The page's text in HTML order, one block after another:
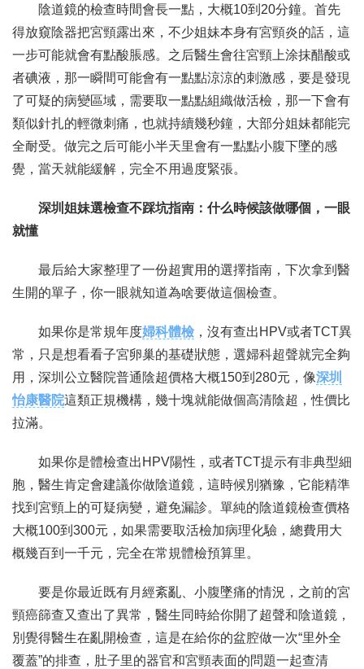
陰道鏡的檢查時間會長一點，大概10到20分鐘。首先
得放窺陰器把宮頸露出來，不少姐妹本身有宮頸炎的話，這
一步可能就會有點酸脹感。之后醫生會往宮頸上涂抹醋酸或
者碘液，那一瞬間可能會有一點點涼涼的刺激感，要是發現
了可疑的病變區域，需要取一點點組織做活檢，那一下會有
類似針扎的輕微刺痛，也就持續幾秒鐘，大部分姐妹都能完
全耐受。做完之后可能小半天里會有一點點小腹下墜的感
覺，當天就能緩解，完全不用過度緊張。
深圳姐妹選檢查不踩坑指南：什么時候該做哪個，一眼
就懂
最后給大家整理了一份超實用的選擇指南，下次拿到醫
生開的單子，你一眼就知道為啥要做這個檢查。
如果你是常規年度婦科體檢 ，沒有查出HPV或者TCT異
常，只是想看看子宮卵巢的基礎狀態，選婦科超聲就完全夠
用，深圳公立醫院普通陰超價格大概150到280元，像深圳
怡康醫院這類正規機構，幾十塊就能做個高清陰超，性價比
拉滿。
如果你是體檢查出HPV陽性，或者TCT提示有非典型細
胞，醫生肯定會建議你做陰道鏡，這時候別猶豫，它能精準
找到宮頸上的可疑病變，避免漏診。單純的陰道鏡檢查價格
大概100到300元，如果需要取活檢加病理化驗，總費用大
概幾百到一千元，完全在常規體檢預算里。
要是你最近既有月經紊亂、小腹墜痛的情況，之前的宮
頸癌篩查又查出了異常，醫生同時給你開了超聲和陰道鏡，
別覺得醫生在亂開檢查，這是在給你的盆腔做一次“里外全
覆蓋”的排查，肚子里的器官和宮頸表面的問題一起查清